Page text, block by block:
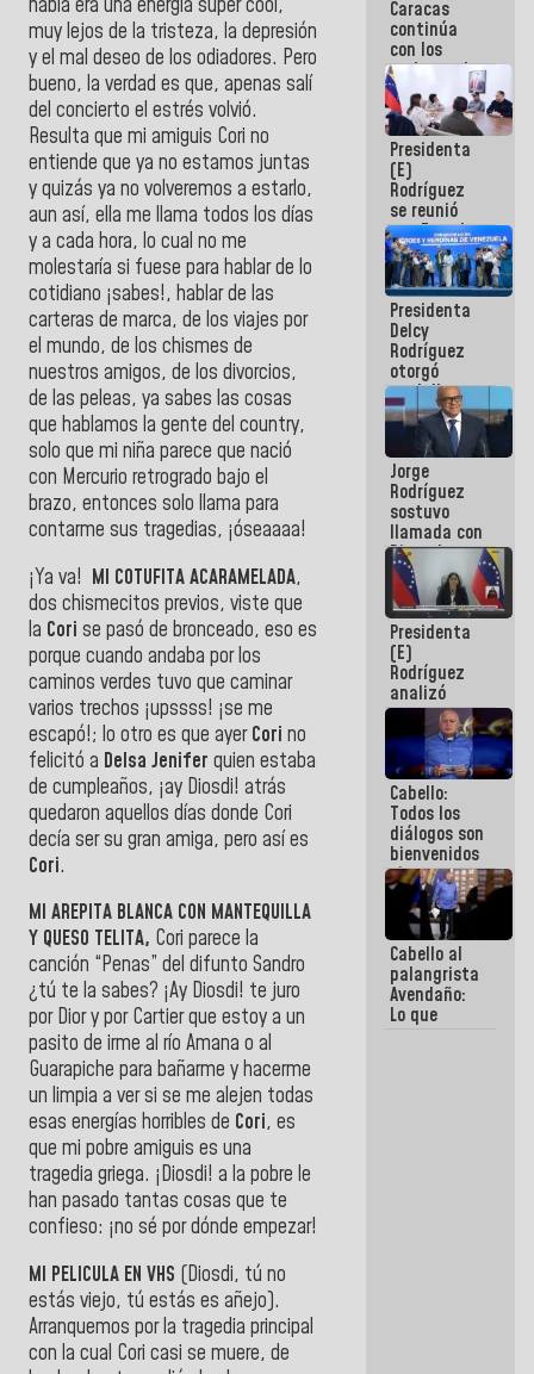
había era una energía súper cool,
muy lejos de la tristeza, la depresión
y el mal deseo de los odiadores. Pero
bueno, la verdad es que, apenas salí
del concierto el estrés volvió.
Resulta que mi amiguis Cori no
entiende que ya no estamos juntas
y quizás ya no volveremos a estarlo,
aun así, ella me llama todos los días
y a cada hora, lo cual no me
molestaría si fuese para hablar de lo
cotidiano ¡sabes!, hablar de las
carteras de marca, de los viajes por
el mundo, de los chismes de
nuestros amigos, de los divorcios,
de las peleas, ya sabes las cosas
que hablamos la gente del country,
solo que mi niña parece que nació
con Mercurio retrogrado bajo el
brazo, entonces solo llama para
contarme sus tragedias, ¡óseaaaa!
¡Ya va! MI COTUFITA ACARAMELADA,
dos chismecitos previos, viste que
la Cori se pasó de bronceado, eso es
porque cuando andaba por los
caminos verdes tuvo que caminar
varios trechos ¡upssss! ¡se me
escapó!; lo otro es que ayerCori no
felicitó a Delsa Jenifer quien estaba
de cumpleaños, ¡ay Diosdi! atrás
quedaron aquellos días donde Cori
decía ser su gran amiga, pero así es
Cori.
MI AREPITA BLANCA CON MANTEQUILLA
Y QUESO TELITA, Cori parece la
canción “Penas” del difunto Sandro
¿tú te la sabes? ¡Ay Diosdi! te juro
por Dior y por Cartier que estoy a un
pasito de irme al río Amana o al
Guarapiche para bañarme y hacerme
un limpia a ver si se me alejen todas
esas energías horribles de Cori, es
que mi pobre amiguis es una
tragedia griega. ¡Diosdi! a la pobre le
han pasado tantas cosas que te
confieso: ¡no sé por dónde empezar!
MI PELICULA EN VHS (Diosdi, tú no
estás viejo, tú estás es añejo).
Arranquemos por la tragedia principal
con la cual Cori casi se muere, de
Caracas
continúa
con los
trabajos de
mantenimiento
e inspección
en la Línea 2
Presidenta
(E)
Rodríguez
se reunió
con Estado
Mayor
Eléctrico
para
abordar
planes de
acción
Presidenta
Delcy
Rodríguez
otorgó
medalla
"Héroe de
Venezuela"
a servidores
públicos
Jorge
Rodríguez
sostuvo
llamada con
Dinorah
Figuera y
acuerdan
primer
encuentro
presencial
para el
diálogo
Presidenta
(E)
Rodríguez
analizó
junto a
gobernadores
planes de
recuperación
del Sistema
Eléctrico
Nacional
Cabello:
Todos los
diálogos son
bienvenidos
siempre que
estén en el
marco de la
Constitución
de la
República
Cabello al
palangrista
Avendaño:
Lo que